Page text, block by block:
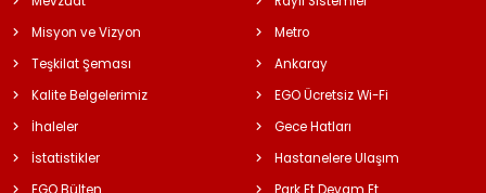
Misyon ve Vizyon
Teşkilat Şeması
Kalite Belgelerimiz
İhaleler
İstatistikler
Metro
Ankaray
EGO Ücretsiz Wi-Fi
Gece Hatları
Hastanelere Ulaşım